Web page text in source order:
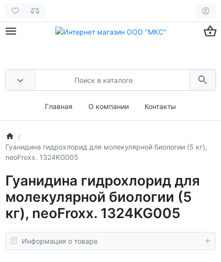
Главная О компании Контакты
Гуанидина гидрохлорид для молекулярной биологии (5 кг),
neoFroxx. 1324KG005
Гуанидина гидрохлорид для
молекулярной биологии (5
кг), neoFroxx. 1324KG005
Информация о товаре